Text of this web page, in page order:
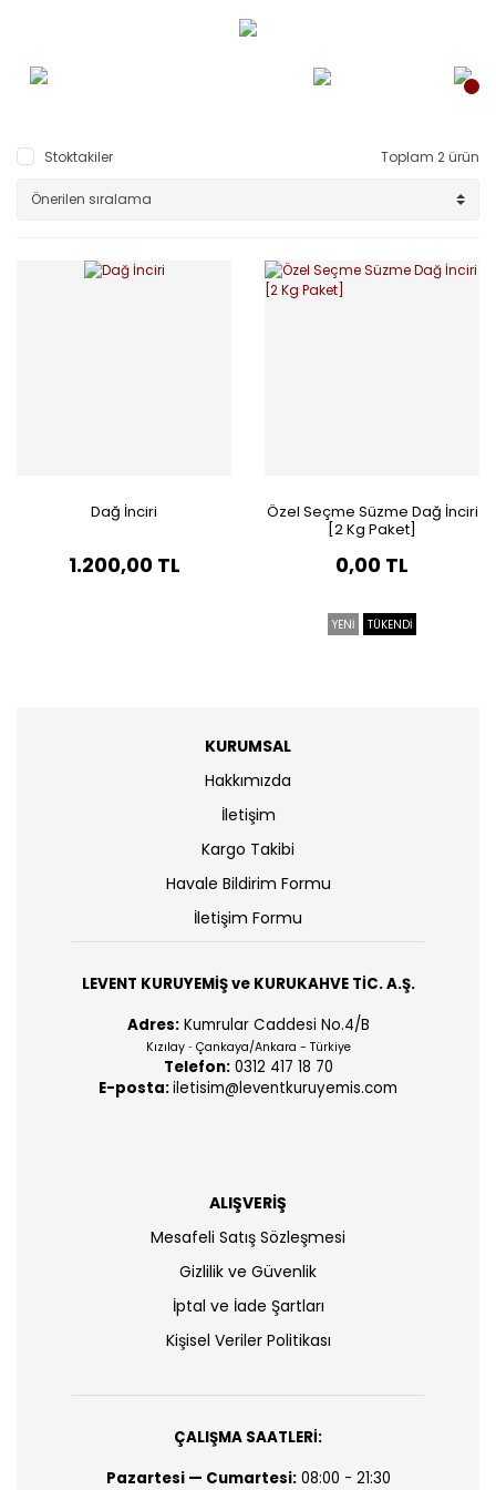
Stoktakiler Toplam 2 ürün
Dağ İnciri
1.200,00 TL
Özel Seçme Süzme Dağ İnciri
[2 Kg Paket]
0,00 TL
YENİ TÜKENDİ
KURUMSAL
Hakkımızda
İletişim
Kargo Takibi
Havale Bildirim Formu
İletişim Formu
LEVENT KURUYEMİŞ ve KURUKAHVE TİC. A.Ş.
Adres:Kumrular Caddesi No.4/B
Kızılay - Çankaya/Ankara - Türkiye
Telefon:0312 417 18 70
E-posta:iletisim@leventkuruyemis.com
ALIŞVERİŞ
Mesafeli Satış Sözleşmesi
Gizlilik ve Güvenlik
İptal ve İade Şartları
Kişisel Veriler Politikası
ÇALIŞMA SAATLERİ:
Pazartesi — Cumartesi:08:00 - 21:30